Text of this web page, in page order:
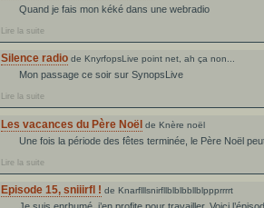
Quand je fais mon kéké dans une webradio
Lire la suite
Silence radio de KnyrfopsLive point net, ah ça non...
Mon passage ce soir sur SynopsLive
Lire la suite
Les vacances du Père Noël de Knère noël
Une fois la période des fêtes terminée, le Père Noël
Lire la suite
Episode 15, sniiirfl ! de Knarflllsnirfllblblbbllblppprrrrt